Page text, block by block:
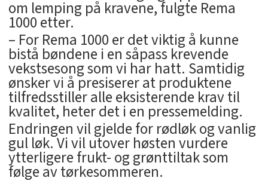
om lemping på kravene, fulgte Rema
1000 etter.
– For Rema 1000 er det viktig å kunne
bistå bøndene i en såpass krevende
vekstsesong som vi har hatt. Samtidig
ønsker vi å presiserer at produktene
tilfredsstiller alle eksisterende krav til
kvalitet, heter det i en pressemelding.
Endringen vil gjelde for rødløk og vanlig
gul løk. Vi vil utover høsten vurdere
ytterligere frukt- og grønttiltak som
følge av tørkesommeren.